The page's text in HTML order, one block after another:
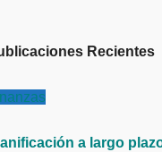
Recientes
a largo